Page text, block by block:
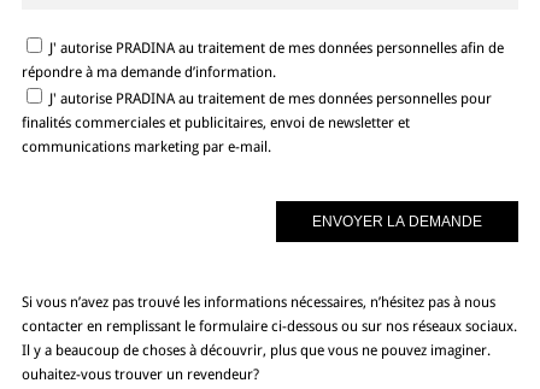
J' autorise PRADINA au traitement de mes données personnelles afin de
répondre à ma demande d’information.
J' autorise PRADINA au traitement de mes données personnelles pour
finalités commerciales et publicitaires, envoi de newsletter et
communications marketing par e-mail.
Si vous n’avez pas trouvé les informations nécessaires, n’hésitez pas à nous
contacter en remplissant le formulaire ci-dessous ou sur nos réseaux sociaux.
Il y a beaucoup de choses à découvrir, plus que vous ne pouvez imaginer.
ouhaitez-vous trouver un revendeur?